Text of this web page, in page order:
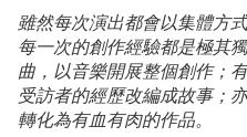
雖然每次演出都會以集體方
每一次的創作經驗都是極其
曲，以音樂開展整個創作；
受訪者的經歷改編成故事；
轉化為有血有肉的作品。